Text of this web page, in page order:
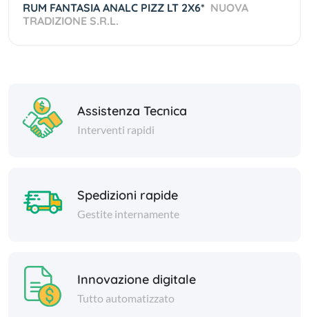
RUM FANTASIA ANALC PIZZ LT 2X6* NUOVA
TRADIZIONE S.R.L.
Assistenza Tecnica
Interventi rapidi
Spedizioni rapide
Gestite internamente
Innovazione digitale
Tutto automatizzato